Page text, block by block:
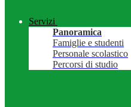
Servizi
Panoramica
Famiglie e studenti
Personale scolastico
Percorsi di studio